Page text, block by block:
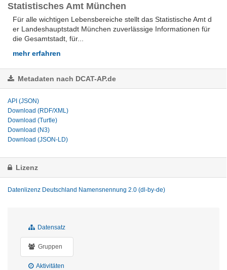
Statistisches Amt München
Für alle wich­ti­gen Le­bens­be­rei­che stellt das Sta­tis­ti­sche Amt d
er Lan­des­hauptstadt Mün­chen zu­ver­läs­si­ge In­for­ma­tio­nen für
die Ge­samt­stadt, für...
mehr erfahren
Metadaten nach DCAT-AP.de
API (JSON)
Download (RDF/XML)
Download (Turtle)
Download (N3)
Download (JSON-LD)
Lizenz
Datenlizenz Deutschland Namensnennung 2.0 (dl-by-de)
Datensatz
Gruppen
Aktivitäten